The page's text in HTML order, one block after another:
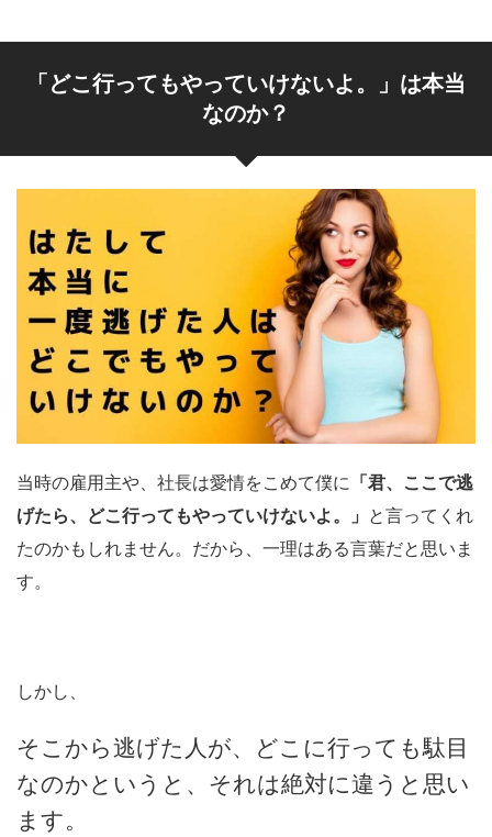
「どこ行ってもやっていけないよ。」は本当
なのか？
当時の雇用主や、社長は愛情をこめて僕に 「君、ここで逃
げたら、どこ行ってもやっていけないよ。」 と言ってくれ
たのかもしれません。だから、一理はある言葉だと思いま
す。
しかし、
そこから逃げた人が、どこに行っても駄目
なのかというと、それは絶対に違うと思い
ます。